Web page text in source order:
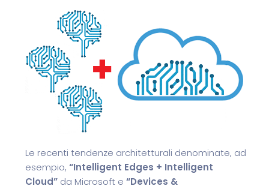
Le recenti tendenze architetturali denominate, ad
esempio, “Intelligent Edges + Intelligent
Cloud” da Microsoft e “Devices &